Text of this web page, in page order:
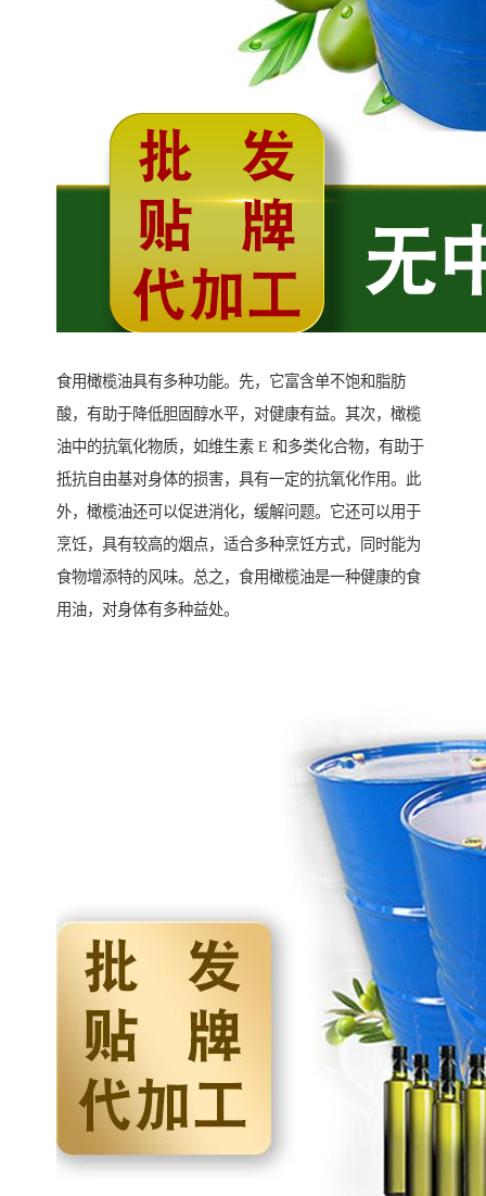
食用橄榄油具有多种功能。先，它富含单不饱和脂肪
酸，有助于降低胆固醇水平，对健康有益。其次，橄榄
油中的抗氧化物质，如维生素 E 和多类化合物，有助于
抵抗自由基对身体的损害，具有一定的抗氧化作用。此
外，橄榄油还可以促进消化，缓解问题。它还可以用于
烹饪，具有较高的烟点，适合多种烹饪方式，同时能为
食物增添特的风味。总之，食用橄榄油是一种健康的食
用油，对身体有多种益处。